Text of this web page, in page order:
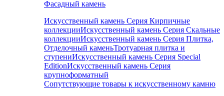
Фасадный камень
Искусственный камень Серия Кирпичные
коллекцииИскусственный камень Серия Скальные
коллекцииИскусственный камень Серия Плитка,
Отделочный каменьТротуарная плитка и
ступениИскусственный камень Серия Special
EditionИскусственный камень Серия
крупноформатный
Сопутствующие товары к искусственному камню